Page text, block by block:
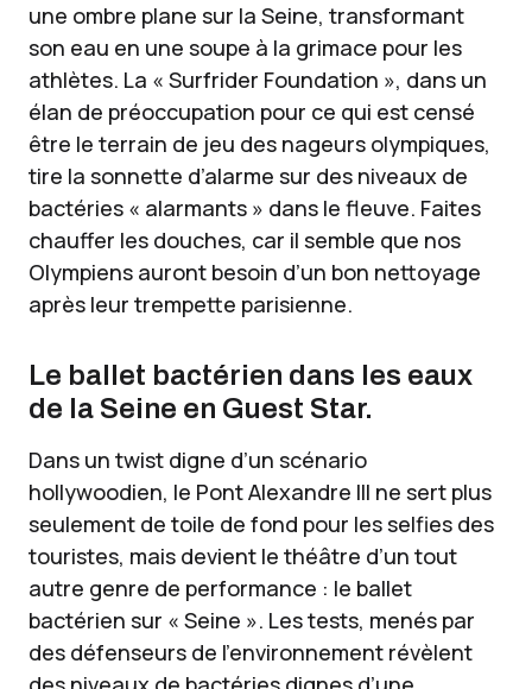
une ombre plane sur la Seine, transformant
son eau en une soupe à la grimace pour les
athlètes. La « Surfrider Foundation », dans un
élan de préoccupation pour ce qui est censé
être le terrain de jeu des nageurs olympiques,
tire la sonnette d’alarme sur des niveaux de
bactéries « alarmants » dans le fleuve. Faites
chauffer les douches, car il semble que nos
Olympiens auront besoin d’un bon nettoyage
après leur trempette parisienne.
Le ballet bactérien dans les eaux
de la Seine en Guest Star.
Dans un twist digne d’un scénario
hollywoodien, le Pont Alexandre III ne sert plus
seulement de toile de fond pour les selfies des
touristes, mais devient le théâtre d’un tout
autre genre de performance : le ballet
bactérien sur « Seine ». Les tests, menés par
des défenseurs de l’environnement révèlent